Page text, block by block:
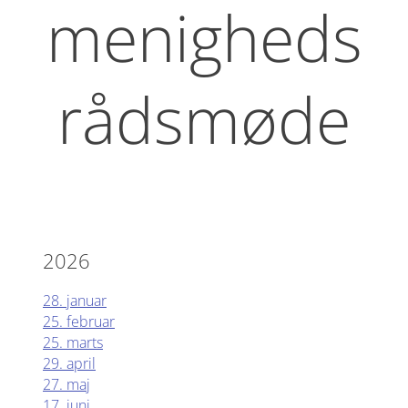
menigheds
rådsmøde
2026
28. januar
25. februar
25. marts
29. april
27. maj